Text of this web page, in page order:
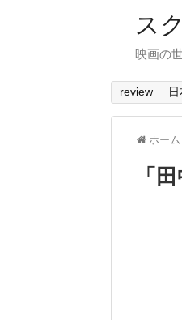
ス
映画の
review
ホーム
「